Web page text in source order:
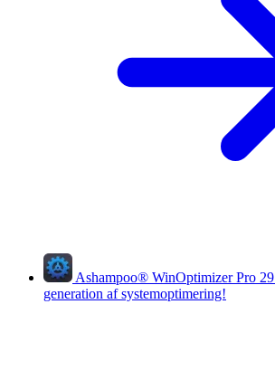
Ashampoo® WinOptimizer Pro 29
generation af systemoptimering!